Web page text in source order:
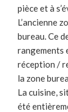
pièce et à
L’ancienne
bureau. Ce
rangements
réception /
la zone
La cuisine,
été